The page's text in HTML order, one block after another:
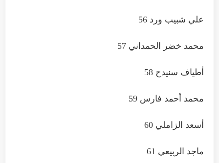
علي شبيب ورد 56
محمد خضر الحمداني 57
أطياف سنيدح 58
محمد أحمد فارس 59
أسعد الزاملي 60
ماجد الربيعي 61